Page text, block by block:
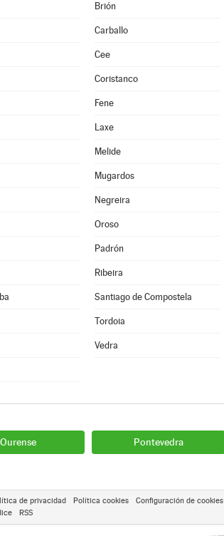
Brión
Carballo
Cee
Coristanco
Fene
Laxe
Melide
Mugardos
Negreira
Oroso
Padrón
Ribeira
Santiago de Compostela
Tordoia
Vedra
Ourense Pontevedra
de privacidad Política cookies Configuración de cookies
RSS